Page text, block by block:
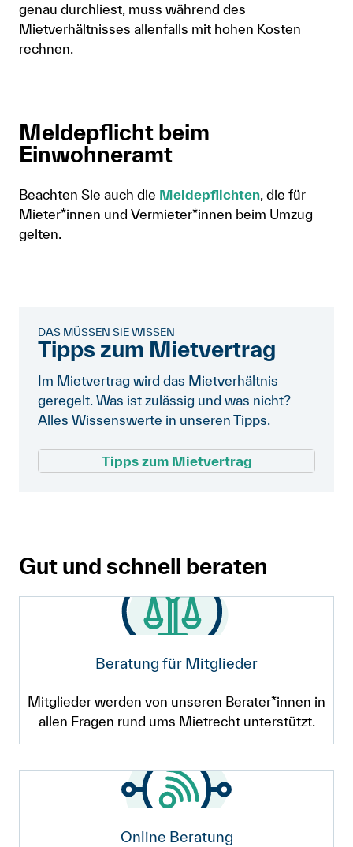
genau durchliest, muss während des
Mietverhältnisses allenfalls mit hohen Kosten
rechnen.
Meldepflicht beim
Einwohneramt
Beachten Sie auch die Meldepflichten , die für
Mieter*innen und Vermieter*innen beim Umzug
gelten.
DAS MÜSSEN SIE WISSEN
Tipps zum Mietvertrag
Im Mietvertrag wird das Mietverhältnis
geregelt. Was ist zulässig und was nicht?
Alles Wissenswerte in unseren Tipps.
Tipps zum Mietvertrag
Gut und schnell beraten
Beratung für Mitglieder
Mitglieder werden von unseren Berater*innen in
allen Fragen rund ums Mietrecht unterstützt.
Online Beratung